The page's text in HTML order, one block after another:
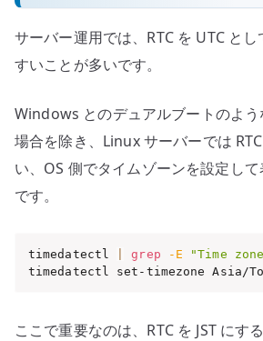
サーバー運用では、RTC を UTC と
すいことが多いです。
Windows とのデュアルブートのよう
場合を除き、Linux サーバーでは
い、OS 側でタイムゾーンを設定し
です。
timedatectl grep -E
"Time
timedatectl set-timezone Asia/
ここで重要なのは、RTC を JST にす